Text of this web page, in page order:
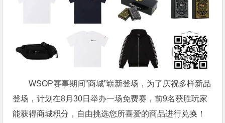
WSOP赛事期间”商城”崭新登场，为了庆祝多样新品
登场，计划在8月30日举办一场免费赛，前9名获胜玩家
能获得商城积分，自由挑选您所喜爱的商品进行兑换！